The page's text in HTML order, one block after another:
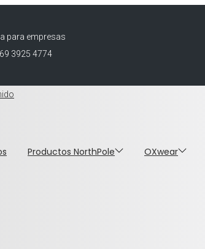
para empresas
3925 4774
Productos NorthPole OXwear